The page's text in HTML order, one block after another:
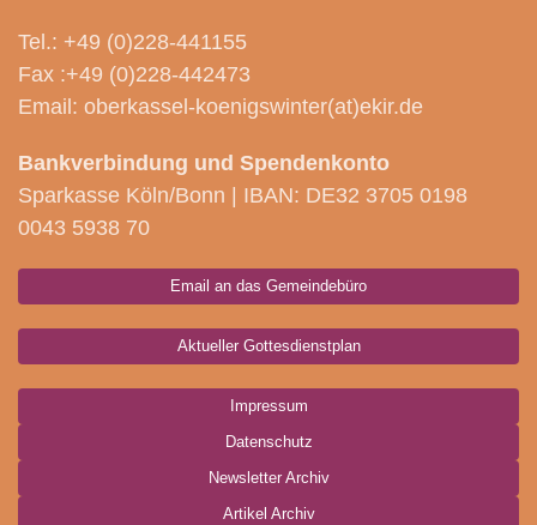
Tel.: +49 (0)228-441155
Fax :+49 (0)228-442473
Email: oberkassel-koenigswinter(at)ekir.de
Bankverbindung und Spendenkonto
Sparkasse Köln/Bonn | IBAN: DE32 3705 0198
0043 5938 70
Email an das Gemeindebüro
Aktueller Gottesdienstplan
Impressum
Datenschutz
Newsletter Archiv
Artikel Archiv